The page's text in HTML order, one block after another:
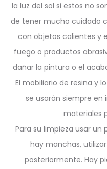
la luz del sol si estos no
de tener mucho cuidado
con objetos calientes y
fuego o productos
dañar la pintura o el
El mobiliario de resina y
se usarán siempre en
materiales
Para su limpieza usar un
hay manchas,
posteriormente. Hay